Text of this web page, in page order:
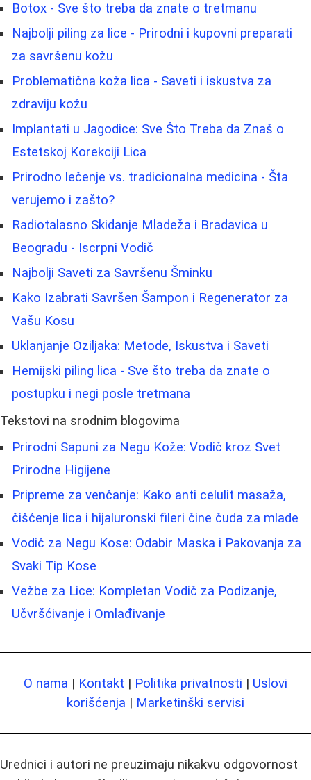
Botox - Sve što treba da znate o tretmanu
Najbolji piling za lice - Prirodni i kupovni preparati
za savršenu kožu
Problematična koža lica - Saveti i iskustva za
zdraviju kožu
Implantati u Jagodice: Sve Što Treba da Znaš o
Estetskoj Korekciji Lica
Prirodno lečenje vs. tradicionalna medicina - Šta
verujemo i zašto?
Radiotalasno Skidanje Mladeža i Bradavica u
Beogradu - Iscrpni Vodič
Najbolji Saveti za Savršenu Šminku
Kako Izabrati Savršen Šampon i Regenerator za
Vašu Kosu
Uklanjanje Oziljaka: Metode, Iskustva i Saveti
Hemijski piling lica - Sve što treba da znate o
postupku i negi posle tretmana
Tekstovi na srodnim blogovima
Prirodni Sapuni za Negu Kože: Vodič kroz Svet
Prirodne Higijene
Pripreme za venčanje: Kako anti celulit masaža,
čišćenje lica i hijaluronski fileri čine čuda za mlade
Vodič za Negu Kose: Odabir Maska i Pakovanja za
Svaki Tip Kose
Vežbe za Lice: Kompletan Vodič za Podizanje,
Učvršćivanje i Omlađivanje
O nama | Kontakt | Politika privatnosti | Uslovi
korišćenja | Marketinški servisi
Urednici i autori ne preuzimaju nikakvu odgovornost